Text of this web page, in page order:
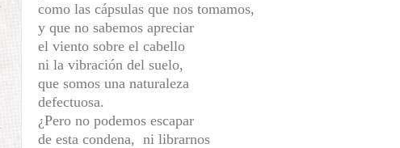
como las cápsulas que nos tomamos,
y que no sabemos apreciar
el viento sobre el cabello
ni la vibración del suelo,
que somos una naturaleza
defectuosa.
¿Pero no podemos escapar
de esta condena, ni librarnos